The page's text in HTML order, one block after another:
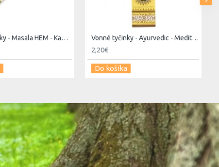
Vonné tyčinky - Masala HEM - Kadidlo (Frankincense) Vonné tyčinky - Ayurvedic - Meditation
2,20€
Do košíka